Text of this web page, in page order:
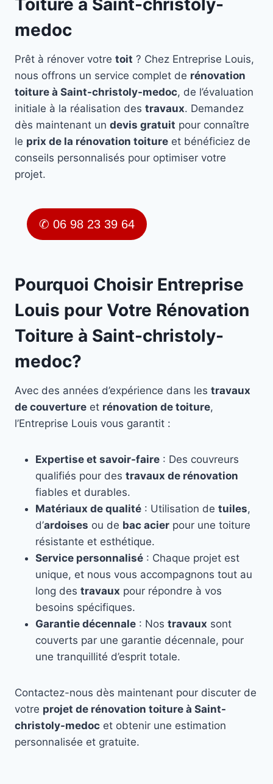
Toiture à Saint-christoly-
medoc
Prêt à rénover votre toit ? Chez Entreprise Louis,
nous offrons un service complet de rénovation
toiture à Saint-christoly-medoc, de l’évaluation
initiale à la réalisation des travaux. Demandez
dès maintenant un devis gratuit pour connaître
le prix de la rénovation toiture et bénéficiez de
conseils personnalisés pour optimiser votre
projet.
✆ 06 98 23 39 64
Pourquoi Choisir Entreprise
Louis pour Votre Rénovation
Toiture à Saint-christoly-
medoc?
Avec des années d’expérience dans les travaux
de couverture et rénovation de toiture,
l’Entreprise Louis vous garantit :
Expertise et savoir-faire : Des couvreurs
qualifiés pour des travaux de rénovation
fiables et durables.
Matériaux de qualité : Utilisation de tuiles,
d’ardoises ou de bac acier pour une toiture
résistante et esthétique.
Service personnalisé : Chaque projet est
unique, et nous vous accompagnons tout au
long des travaux pour répondre à vos
besoins spécifiques.
Garantie décennale : Nos travaux sont
couverts par une garantie décennale, pour
une tranquillité d’esprit totale.
Contactez-nous dès maintenant pour discuter de
votre projet de rénovation toiture à Saint-
christoly-medoc et obtenir une estimation
personnalisée et gratuite.